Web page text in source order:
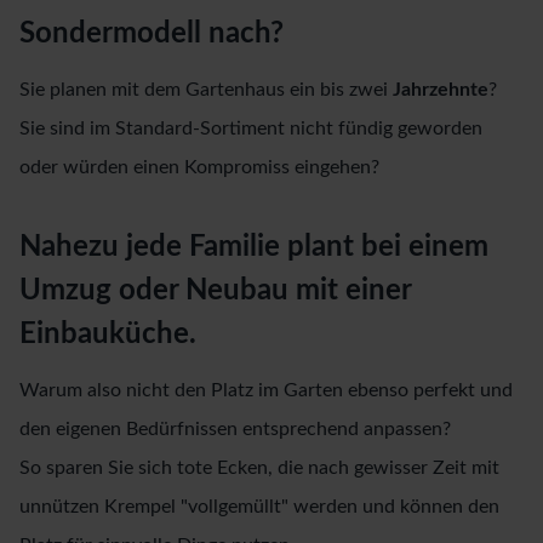
Sondermodell nach?
Sie planen mit dem Gartenhaus ein bis zwei Jahrzehnte?
Sie sind im Standard-Sortiment nicht fündig geworden
oder würden einen Kompromiss eingehen?
Nahezu jede Familie plant bei einem
Umzug oder Neubau mit einer
Einbauküche.
Warum also nicht den Platz im Garten ebenso perfekt und
den eigenen Bedürfnissen entsprechend anpassen?
So sparen Sie sich tote Ecken, die nach gewisser Zeit mit
unnützen Krempel "vollgemüllt" werden und können den